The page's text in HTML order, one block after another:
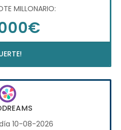
MILLONARIO:
10-08-2026